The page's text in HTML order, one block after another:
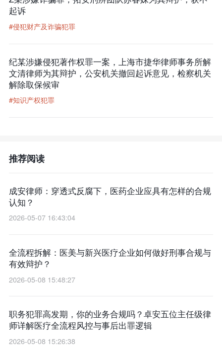
起诉
#侵犯财产及诈骗犯罪
纪某涉嫌侵犯著作权罪一案，上海市捷华律师事务所解
文清律师为其辩护，公安机关撤回起诉意见，检察机关
解除取保候审
#知识产权犯罪
推荐阅读
成安律师：穿透式反腐下，医药企业应具有怎样的合规
认知？
2026-05-07 16:43:04
全流程拆解：医美与新兴医疗企业如何做好刑事合规与
有效辩护？
2026-05-08 15:48:27
职务犯罪高发期，你的业务合规吗？卓安五位主任级律
师详解医疗全流程风控与事后出罪逻辑
2026-05-08 15:26:38